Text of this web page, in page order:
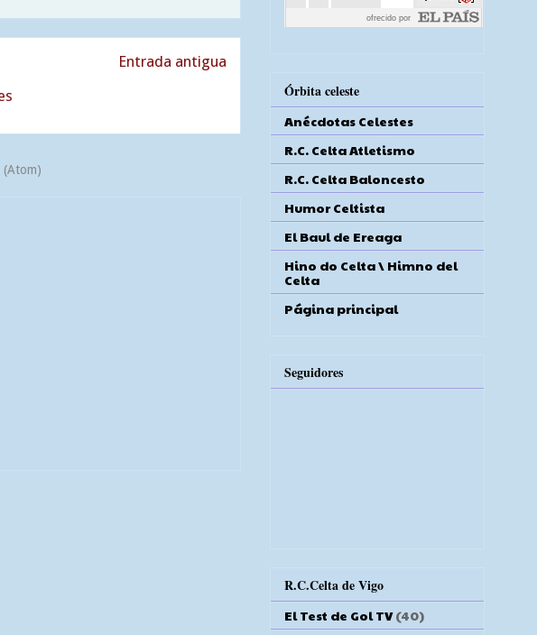
Entrada antigua
(Atom)
Órbita celeste
Anécdotas Celestes
R.C. Celta Atletismo
R.C. Celta Baloncesto
Humor Celtista
El Baul de Ereaga
Hino do Celta \ Himno del
Celta
Página principal
Seguidores
R.C.Celta de Vigo
El Test de Gol TV (40)